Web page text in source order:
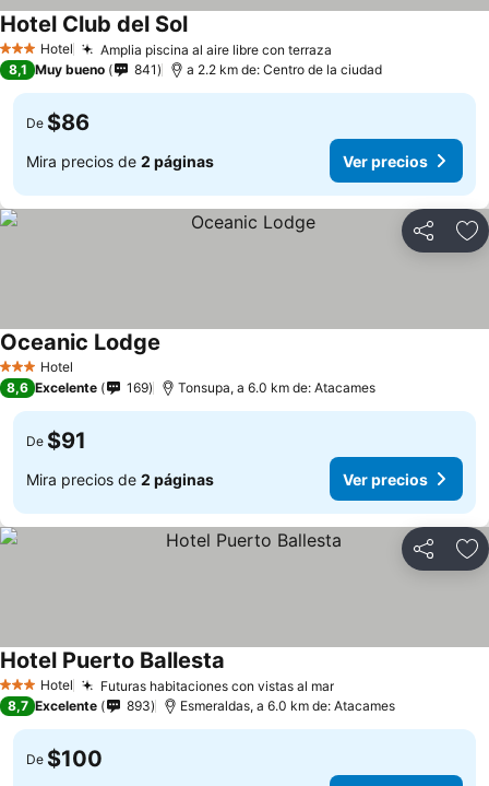
3 Estrellas
Hotel Amplia piscina al aire libre con terraza
Hotel Club del Sol
8,1 Muy bueno 841 a 2.2 km de: Centro de la ciudad
De $86
Mira precios de 2 páginas Ver precios
Compartir
3 Estrellas
Hotel
Oceanic Lodge
8,6 Excelente 169 Tonsupa, a 6.0 km de: Atacames
De $91
Mira precios de 2 páginas Ver precios
Compartir
3 Estrellas
Hotel Futuras habitaciones con vistas al mar
Hotel Puerto Ballesta
8,7 Excelente 893 Esmeraldas, a 6.0 km de: Atacames
De $100